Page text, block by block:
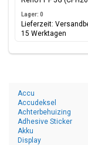
Lager: 0
Lieferzeit:
15 Werktagen
Accu
Accudeksel
Achterbehuizing
Adhesive Sticker
Akku
Display